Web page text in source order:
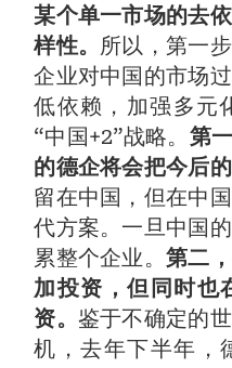
某个单一市场的去
样性。 所以，第一
企业对中国的市场
低依赖，加强多元
“中国+2”战略。 第一
的德企将会把今后
留在中国，但在中
代方案。一旦中国
累整个企业。第二
加投资，但同时也
资。 鉴于不确定的
机，去年下半年，